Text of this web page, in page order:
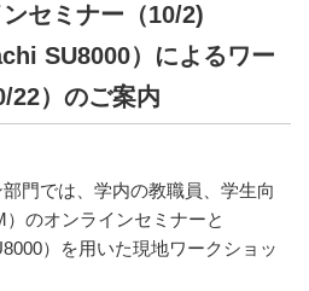
セミナー（10/2)
SU8000）によるワー
22）のご案内
門では、学内の教職員、学生向
のオンラインセミナーと
）を用いた現地ワークショッ